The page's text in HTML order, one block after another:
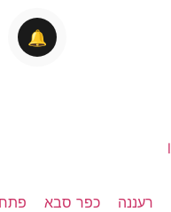
רעננה כפר סבא
🔔